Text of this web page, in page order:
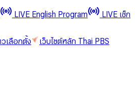
LIVE English Program
LIVE เช็ก
เลือกตั้ง
เว็บไซต์หลัก Thai PBS